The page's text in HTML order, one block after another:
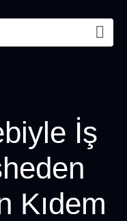
İş
Kıdem